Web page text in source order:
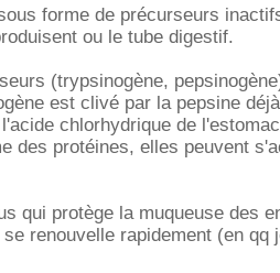
forme de précurseurs
ou le tube digestif.
(trypsinogène,
est clivé par la pepsine
chlorhydrique de
des protéines, elles peuvent
qui protège la muqueuse des
renouvelle rapidement (en qq